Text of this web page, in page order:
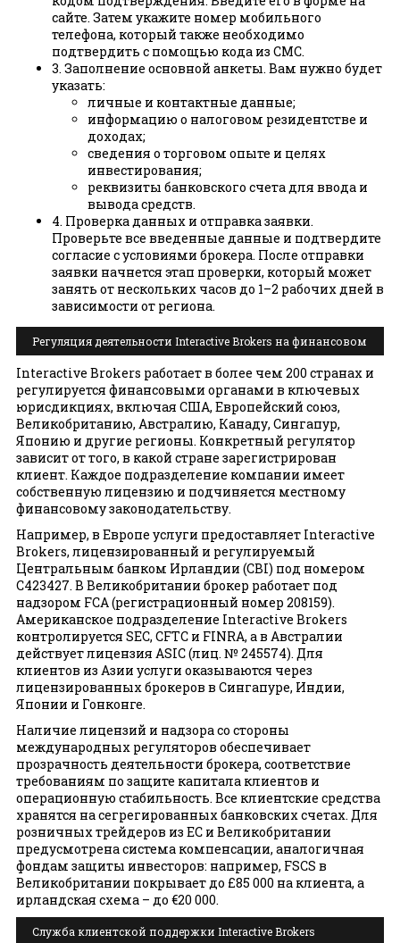
сайте. Затем укажите номер мобильного
телефона, который также необходимо
подтвердить с помощью кода из СМС.
3. Заполнение основной анкеты. Вам нужно будет
указать:
личные и контактные данные;
информацию о налоговом резидентстве и
доходах;
сведения о торговом опыте и целях
инвестирования;
реквизиты банковского счета для ввода и
вывода средств.
4. Проверка данных и отправка заявки.
Проверьте все введенные данные и подтвердите
согласие с условиями брокера. После отправки
заявки начнется этап проверки, который может
занять от нескольких часов до 1–2 рабочих дней в
зависимости от региона.
Регуляция деятельности Interactive Brokers на финансовом
рынке
Interactive Brokers работает в более чем 200 странах и
регулируется финансовыми органами в ключевых
юрисдикциях, включая США, Европейский союз,
Великобританию, Австралию, Канаду, Сингапур,
Японию и другие регионы. Конкретный регулятор
зависит от того, в какой стране зарегистрирован
клиент. Каждое подразделение компании имеет
собственную лицензию и подчиняется местному
финансовому законодательству.
Например, в Европе услуги предоставляет Interactive
Brokers, лицензированный и регулируемый
Центральным банком Ирландии (CBI) под номером
C423427. В Великобритании брокер работает под
надзором FCA (регистрационный номер 208159).
Американское подразделение Interactive Brokers
контролируется SEC, CFTC и FINRA, а в Австралии
действует лицензия ASIC (лиц. № 245574). Для
клиентов из Азии услуги оказываются через
лицензированных брокеров в Сингапуре, Индии,
Японии и Гонконге.
Наличие лицензий и надзора со стороны
международных регуляторов обеспечивает
прозрачность деятельности брокера, соответствие
требованиям по защите капитала клиентов и
операционную стабильность. Все клиентские средства
хранятся на сегрегированных банковских счетах. Для
розничных трейдеров из ЕС и Великобритании
предусмотрена система компенсации, аналогичная
фондам защиты инвесторов: например, FSCS в
Великобритании покрывает до £85 000 на клиента, а
ирландская схема – до €20 000.
Служба клиентской поддержки Interactive Brokers